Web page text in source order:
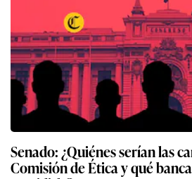
Senado: ¿Quiénes serían las
Comisión de Ética y qué